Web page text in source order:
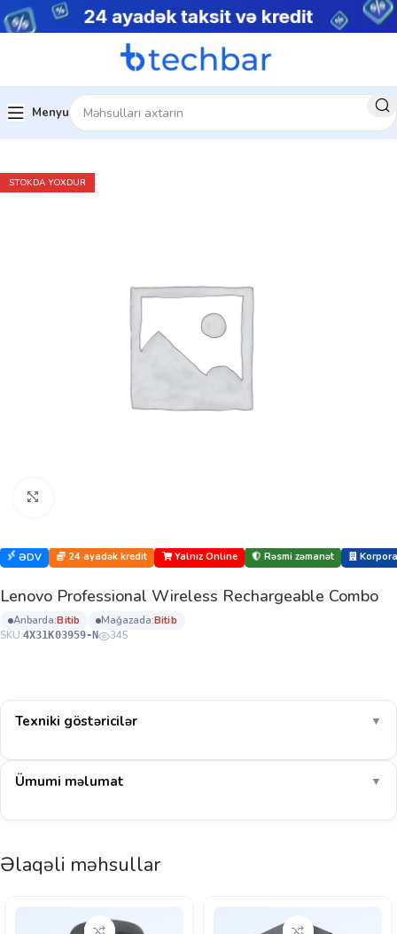
Menyu
Ev Kompüter aksesuarları Klaviaturalar
STOKDA YOXDUR
ƏDV 24 ayadək kredit Yalnız Online Rəsmi zəmanət
Lenovo Professional Wireless Rechargeable Combo
anbarda: bi̇ti̇b mağazada: bi̇ti̇b
SKU:4X31K03959-N 345
Texniki göstəricilər ▼
Ümumi məlumat ▼
Əlaqəli məhsullar